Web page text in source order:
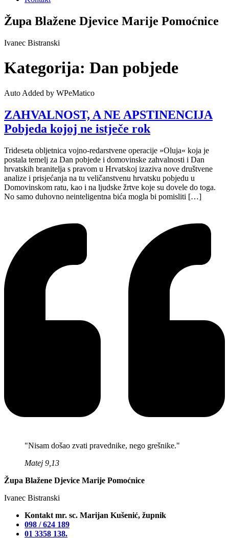
Župa Blažene Djevice Marije Pomoćnice
Ivanec Bistranski
Kategorija: Dan pobjede
Auto Added by WPeMatico
ZAHVALNOST, A NE APSTINENCIJA
Pobjeda kojoj ne istječe rok
Trideseta obljetnica vojno-redarstvene operacije »Oluja« koja je
postala temelj za Dan pobjede i domovinske zahvalnosti i Dan
hrvatskih branitelja s pravom u Hrvatskoj izaziva nove društvene
analize i prisjećanja na tu veličanstvenu hrvatsku pobjedu u
Domovinskom ratu, kao i na ljudske žrtve koje su dovele do toga.
No samo duhovno neinteligentna bića mogla bi pomisliti […]
"Nisam došao zvati pravednike, nego grešnike."
Matej 9,13
Župa Blažene Djevice Marije Pomoćnice
Ivanec Bistranski
Kontakt mr. sc. Marijan Kušenić, župnik
098 / 624 189
01 3358 138‬.